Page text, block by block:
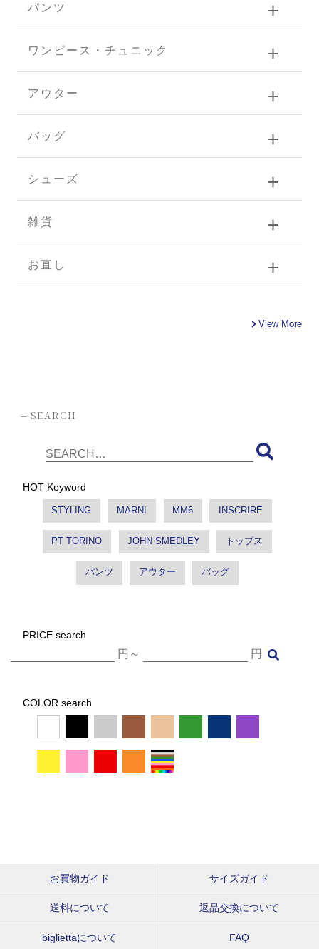
パンツ
ワンピース・チュニック
アウター
バッグ
シューズ
雑貨
お直し
View More
-SEARCH
HOT Keyword
STYLING MARNI MM6 INSCRIRE
PT TORINO JOHN SMEDLEY トップス
パンツ アウター バッグ
PRICE search
円～ 円
COLOR search
お買物ガイド サイズガイド
送料について 返品交換について
bigliettaについて FAQ